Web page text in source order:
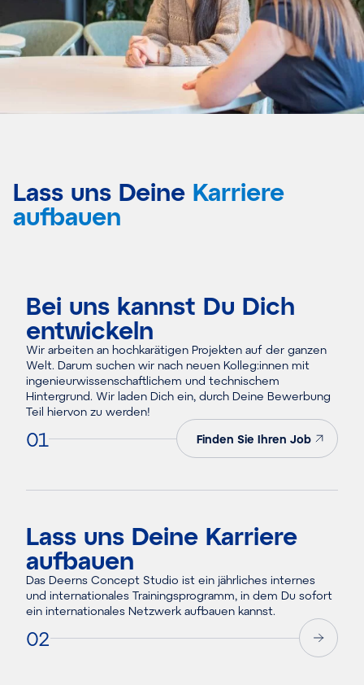
Lass uns Deine Karriere
aufbauen
Bei uns kannst Du Dich
entwickeln
Wir arbeiten an hochkarätigen Projekten auf der ganzen
Welt. Darum suchen wir nach neuen Kolleg:innen mit
ingenieurwissenschaftlichem und technischem
Hintergrund. Wir laden Dich ein, durch Deine Bewerbung
Teil hiervon zu werden!
01 Finden Sie Ihren Job
Lass uns Deine Karriere
aufbauen
Das Deerns Concept Studio ist ein jährliches internes
und internationales Trainingsprogramm, in dem Du sofort
ein internationales Netzwerk aufbauen kannst.
02